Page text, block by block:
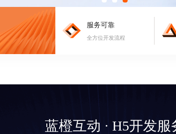
服务可靠
全方位开发流程
蓝橙互动 · H5开发服